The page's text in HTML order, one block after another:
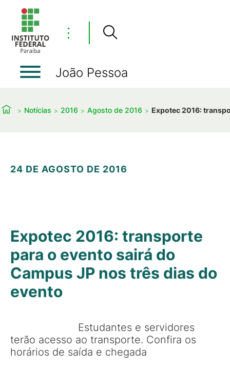
⋮
João Pessoa
Notícias 2016 Agosto de 2016 Expotec 2016:
24 DE AGOSTO DE 2016
Expotec 2016: transporte
para o evento sairá do
Campus JP nos três dias do
evento
Estudantes e servidores
terão acesso ao transporte. Confira os
horários de saída e chegada